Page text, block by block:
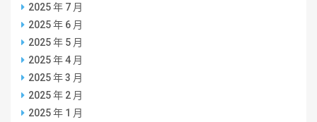
2025 年 7 月
2025 年 6 月
2025 年 5 月
2025 年 4 月
2025 年 3 月
2025 年 2 月
2025 年 1 月